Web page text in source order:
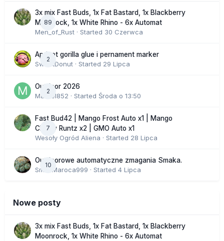
89
3x mix Fast Buds, 1x Fat Bastard, 1x Blackberry
Moonrock, 1x White Rhino - 6x Automat
Men_of_Rust · Started 30 Czerwca
2
Apricot gorilla glue i pernament marker
SweetDonut · Started 29 Lipca
2
Outdoor 2026
Marcel852 · Started Środa o 13:50
7
Fast Bud42 | Mango Frost Auto x1 | Mango
Cherry Runtz x2 | GMO Auto x1
Wesoły Ogród Aliena · Started 28 Lipca
10
Outdoorowe automatyczne zmagania Smaka.
SmakMaroca999 · Started 4 Lipca
Nowe posty
3x mix Fast Buds, 1x Fat Bastard, 1x Blackberry
Moonrock, 1x White Rhino - 6x Automat